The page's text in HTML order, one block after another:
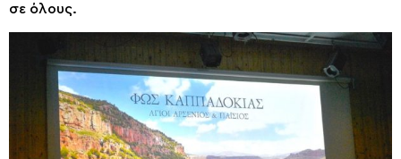
σε όλους.